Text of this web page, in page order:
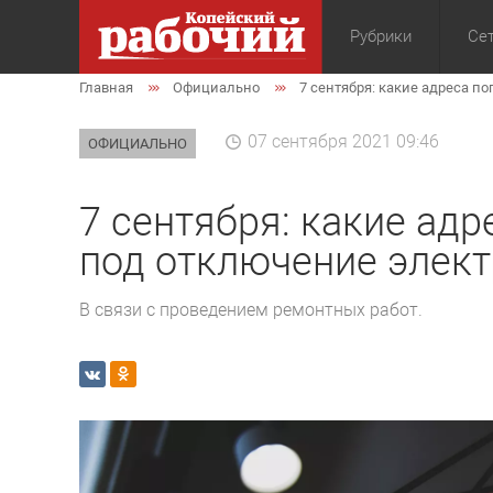
Рубрики
Общество
Главная Официально 7 сентября: какие адреса
ОФИЦИАЛЬНО 07 сентября 2021 09:46
7 сентября: какие
под отключение
В связи с проведением ремонтных работ.